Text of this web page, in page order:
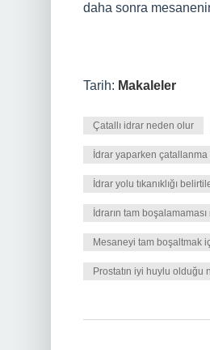
daha sonra
Tarih: Makaleler
Çatallı idrar neden olur
İdrar yaparken
İdrar yolu tıkanıklığı
İdrarın tam
Mesaneyi tam boşaltmak
Prostatın iyi huylu olduğu